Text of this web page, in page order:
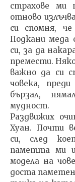
страхове ми
отново
си спомня,
Подкани меда
си, за да
премести.
важно да си
човека,
бързал,
мудност.
Раздвижих
Хуан. Почти
си, след
паметта ми
модела на
доста